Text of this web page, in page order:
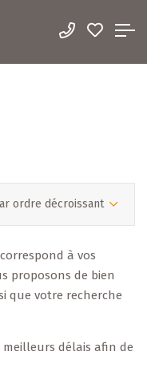
ordre décroissant
à vos
proposons de bien
que votre recherche
délais afin de